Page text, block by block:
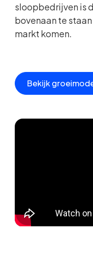
sloopbedrijven is
bovenaan te
markt komen.
Bekijk